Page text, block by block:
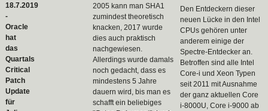
18.7.2019
-
Oracle
hat
das
Quartals
Critical
Patch
Update
für
2005 kann man SHA1
zumindest theoretisch
knacken, 2017 wurde
dies auch praktisch
nachgewiesen.
Allerdings wurde damals
noch gedacht, dass es
mindestens 5 Jahre
dauern wird, bis man es
schafft ein beliebiges
Den Entdeckern dieser
neuen Lücke in den Intel
CPUs gehören unter
anderem einige der
Spectre-Entdecker an.
Betroffen sind alle Intel
Core-i und Xeon Typen
seit 2011 mit Ausnahme
der ganz aktuellen Core
i-8000U, Core i-9000 ab